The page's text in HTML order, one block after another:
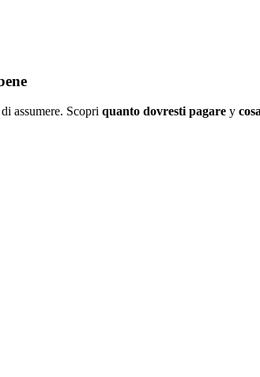
assumere. Scopri quanto dovresti pagare y